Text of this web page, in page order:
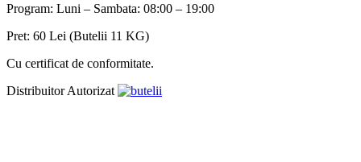
Program: Luni – Sambata: 08:00 – 19:00
Pret: 60 Lei (Butelii 11 KG)
Cu certificat de conformitate.
Distribuitor Autorizat